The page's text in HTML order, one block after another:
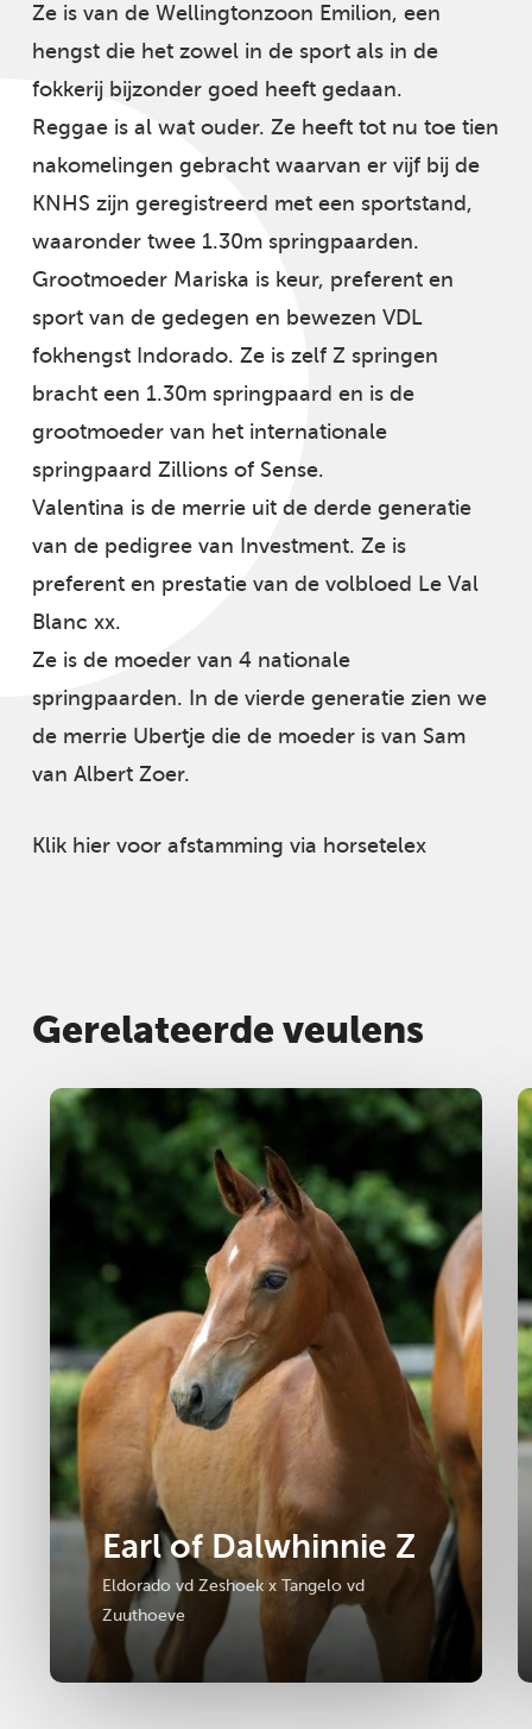
Ze is van de Wellingtonzoon Emilion, een
hengst die het zowel in de sport als in de
fokkerij bijzonder goed heeft gedaan.
Reggae is al wat ouder. Ze heeft tot nu toe tien
nakomelingen gebracht waarvan er vijf bij de
KNHS zijn geregistreerd met een sportstand,
waaronder twee 1.30m springpaarden.
Grootmoeder Mariska is keur, preferent en
sport van de gedegen en bewezen VDL
fokhengst Indorado. Ze is zelf Z springen
bracht een 1.30m springpaard en is de
grootmoeder van het internationale
springpaard Zillions of Sense.
Valentina is de merrie uit de derde generatie
van de pedigree van Investment. Ze is
preferent en prestatie van de volbloed Le Val
Blanc xx.
Ze is de moeder van 4 nationale
springpaarden. In de vierde generatie zien we
de merrie Ubertje die de moeder is van Sam
van Albert Zoer.
Klik hier voor afstamming via horsetelex
Gerelateerde veulens
Hengst
Earl of Dalwhinnie Z
Eldorado vd Zeshoek x Tangelo vd
Zuuthoeve